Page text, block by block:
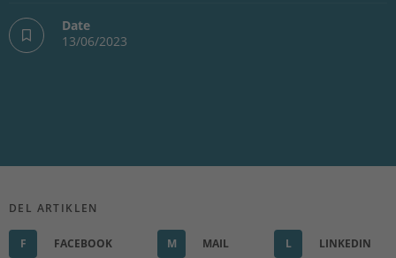
Date
13/06/2023
DEL ARTIKLEN
F FACEBOOK M MAIL L LINKEDIN